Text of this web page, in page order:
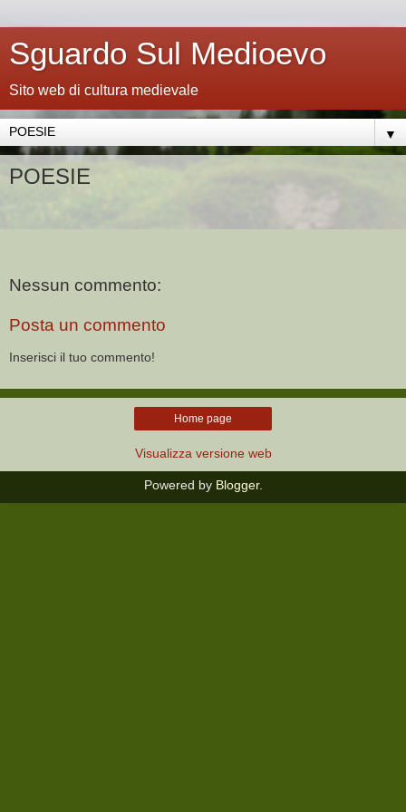
Sguardo Sul Medioevo
Sito web di cultura medievale
▼
POESIE
Nessun commento:
Posta un commento
Inserisci il tuo commento!
Home page
Visualizza versione web
Powered by Blogger.